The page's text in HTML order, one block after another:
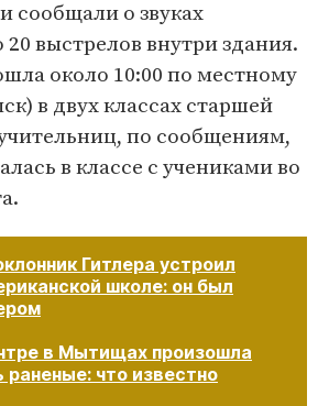
сообщали о звуках
выстрелов внутри здания.
около 10:00 по местному
в двух классах старшей
по сообщениям,
в классе с учениками во
Гитлера устроил
школе: он был
в Мытищах произошла
раненые: что известно